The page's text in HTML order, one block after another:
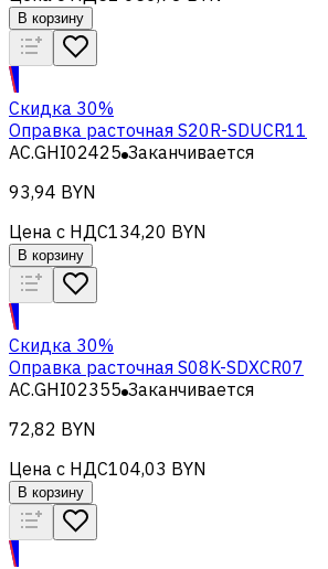
В корзину
Скидка 30%
Оправка расточная S20R-SDUCR11
AC.GHI02425 Заканчивается
93,94 BYN
Цена с НДС134,20 BYN
В корзину
Скидка 30%
Оправка расточная S08K-SDXCR07
AC.GHI02355 Заканчивается
72,82 BYN
Цена с НДС104,03 BYN
В корзину